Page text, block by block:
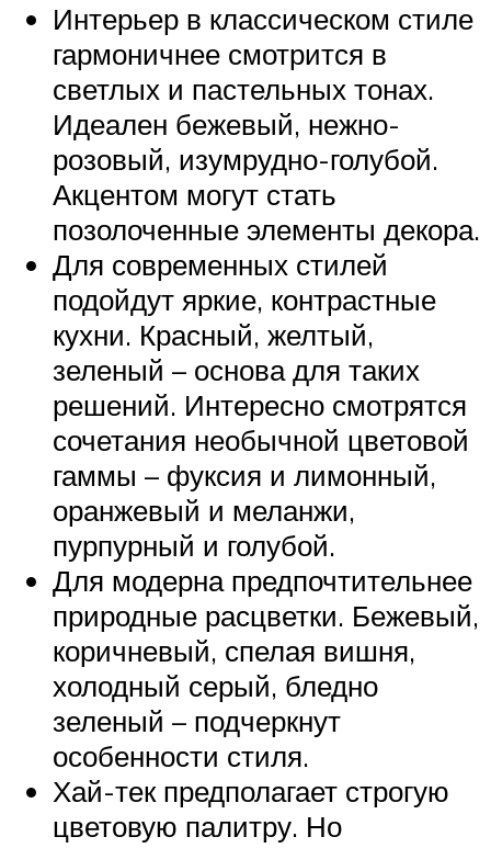
Интерьер в классическом стиле
гармоничнее смотрится в
светлых и пастельных тонах.
Идеален бежевый, нежно-
розовый, изумрудно-голубой.
Акцентом могут стать
позолоченные элементы декора.
Для современных стилей
подойдут яркие, контрастные
кухни. Красный, желтый,
зеленый – основа для таких
решений. Интересно смотрятся
сочетания необычной цветовой
гаммы – фуксия и лимонный,
оранжевый и меланжи,
пурпурный и голубой.
Для модерна предпочтительнее
природные расцветки. Бежевый,
коричневый, спелая вишня,
холодный серый, бледно
зеленый – подчеркнут
особенности стиля.
Хай-тек предполагает строгую
цветовую палитру. Но